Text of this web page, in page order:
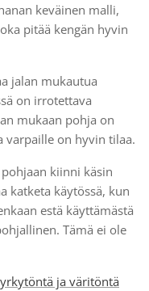
keväinen malli,
pitää kengän hyvin
jalan mukautua
on irrotettava
mukaan pohja on
varpaille on hyvin tilaa.
kiinni käsin
katketa käytössä, kun
estä käyttämästä
Tämä ei ole
ja väritöntä